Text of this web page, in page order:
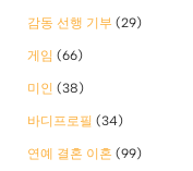
감동 선행 기부 (29)
게임 (66)
미인 (38)
바디프로필 (34)
연예 결혼 이혼 (99)